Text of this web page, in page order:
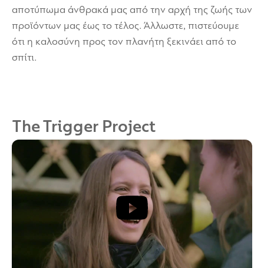
αποτύπωμα άνθρακά μας από την αρχή της ζωής των
προϊόντων μας έως το τέλος. Άλλωστε, πιστεύουμε
ότι η καλοσύνη προς τον πλανήτη ξεκινάει από το
σπίτι.
The Trigger Project